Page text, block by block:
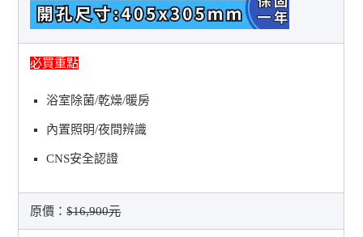
必買重點
浴室除菌/乾燥/暖房
內置照明/夜間辨識
CNS安全認證
原價：$16,900元